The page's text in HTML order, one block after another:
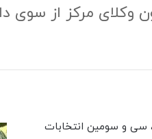
وکلای مرکز از سوی
دادگاه عالی انتظامی قضات امروز، 19 آبان، سی و سومین انتخابات